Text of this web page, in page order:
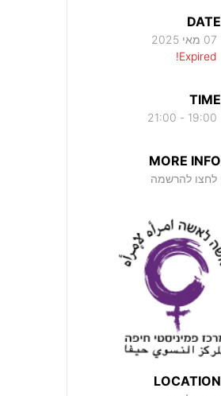
DATE
07 מאי 2025
Expired!
TIME
19:00 - 21:00
MORE INFO
לחצו להרשמה
LOCATION